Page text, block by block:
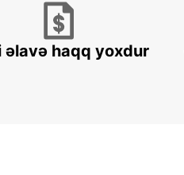
əlavə haqq yoxdur